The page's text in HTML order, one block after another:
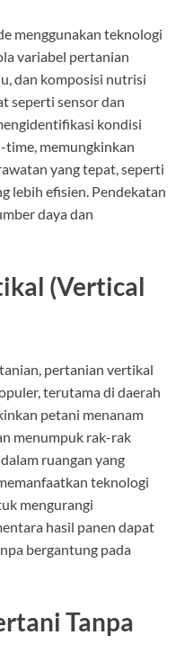
menggunakan teknologi
variabel pertanian
dan komposisi nutrisi
seperti sensor dan
kondisi
time, memungkinkan
yang tepat, seperti
lebih efisien. Pendekatan
daya dan
(Vertical
pertanian vertikal
terutama di daerah
petani menanam
menumpuk rak-rak
ruangan yang
teknologi
mengurangi
hasil panen dapat
bergantung pada
Tanpa